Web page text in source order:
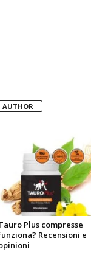
AUTHOR
Plus compresse
Recensioni e